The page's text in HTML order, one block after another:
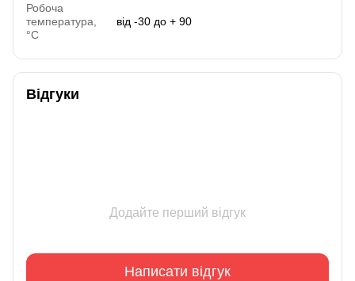
Робоча
температура,
°C
від -30 до + 90
Відгуки
Додайте перший відгук
Написати відгук